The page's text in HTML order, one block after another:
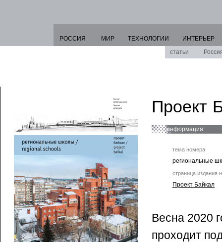
РОССИЯ МИР ТЕХНОЛОГИИ
ИНТЕРЬЕР
статьи
Проект
информация:
тема номера:
региональные
страница издания
Проект Байкал
Весна 2020
проходит